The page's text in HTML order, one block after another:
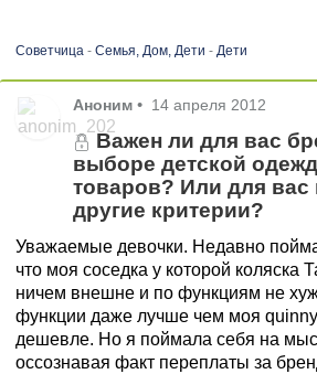
Советчица- Семья, Дом, Дети - Дети
Аноним • 14 апреля 2012
Важен ли для вас
выборе детской
товаров? Или для вас
другие критерии?
Уважаемые девочки. Недавно
что моя соседка у которой коляска
ничем внешне и по функциям не
функции даже лучше чем моя
дешевле. Но я поймала себя на
оссознавая факт переплаты за